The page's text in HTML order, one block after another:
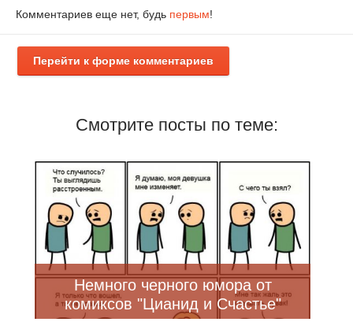
Комментариев еще нет, будь первым!
Перейти к форме комментариев
Смотрите посты по теме:
Немного черного юмора от
комиксов "Цианид и Счастье"